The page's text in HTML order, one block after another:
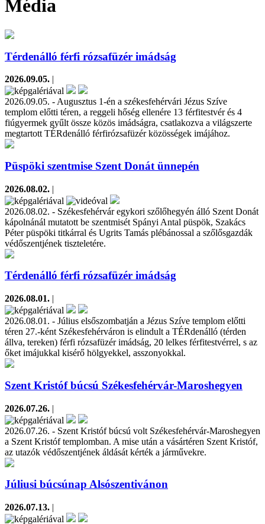
Média
Térdenálló férfi rózsafüzér imádság
2026.09.05. |
2026.09.05. - Augusztus 1-én a székesfehérvári Jézus Szíve
templom előtti téren, a reggeli hőség ellenére 13 férfitestvér és 4
fiúgyermek gyűlt össze közös imádságra, csatlakozva a világszerte
megtartott TÉRdenálló férfirózsafüzér közösségek imájához.
Püspöki szentmise Szent Donát ünnepén
2026.08.02. |
2026.08.02. - Székesfehérvár egykori szőlőhegyén álló Szent Donát
kápolnánál mutatott be szentmisét Spányi Antal püspök, Szakács
Péter püspöki titkárral és Ugrits Tamás plébánossal a szőlősgazdák
védőszentjének tiszteletére.
Térdenálló férfi rózsafüzér imádság
2026.08.01. |
2026.08.01. - Július elsőszombatján a Jézus Szíve templom előtti
téren 27.-ként Székesfehérváron is elindult a TÉRdenálló (térden
állva, tereken) férfi rózsafüzér imádság, 20 lelkes férfitestvérrel, s az
őket imájukkal kisérő hölgyekkel, asszonyokkal.
Szent Kristóf búcsú Székesfehérvár-Maroshegyen
2026.07.26. |
2026.07.26. - Szent Kristóf búcsú volt Székesfehérvár-Maroshegyen
a Szent Kristóf templomban. A mise után a vásártéren Szent Kristóf,
az utazók védőszentjének áldását kérték a járművekre.
Júliusi búcsúnap Alsószentivánon
2026.07.13. |